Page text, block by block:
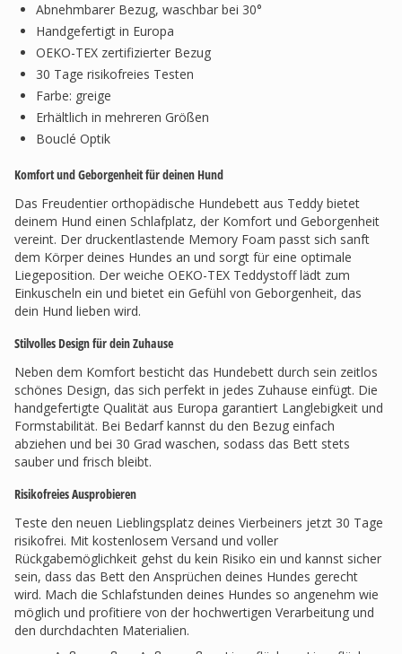
Abnehmbarer Bezug, waschbar bei 30°
Handgefertigt in Europa
OEKO-TEX zertifizierter Bezug
30 Tage risikofreies Testen
Farbe: greige
Erhältlich in mehreren Größen
Bouclé Optik
Komfort und Geborgenheit für deinen Hund
Das Freudentier orthopädische Hundebett aus Teddy bietet
deinem Hund einen Schlafplatz, der Komfort und Geborgenheit
vereint. Der druckentlastende Memory Foam passt sich sanft
dem Körper deines Hundes an und sorgt für eine optimale
Liegeposition. Der weiche OEKO-TEX Teddystoff lädt zum
Einkuscheln ein und bietet ein Gefühl von Geborgenheit, das
dein Hund lieben wird.
Stilvolles Design für dein Zuhause
Neben dem Komfort besticht das Hundebett durch sein zeitlos
schönes Design, das sich perfekt in jedes Zuhause einfügt. Die
handgefertigte Qualität aus Europa garantiert Langlebigkeit und
Formstabilität. Bei Bedarf kannst du den Bezug einfach
abziehen und bei 30 Grad waschen, sodass das Bett stets
sauber und frisch bleibt.
Risikofreies Ausprobieren
Teste den neuen Lieblingsplatz deines Vierbeiners jetzt 30 Tage
risikofrei. Mit kostenlosem Versand und voller
Rückgabemöglichkeit gehst du kein Risiko ein und kannst sicher
sein, dass das Bett den Ansprüchen deines Hundes gerecht
wird. Mach die Schlafstunden deines Hundes so angenehm wie
möglich und profitiere von der hochwertigen Verarbeitung und
den durchdachten Materialien.